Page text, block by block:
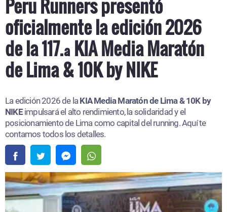
Peru Runners presentó
oficialmente la edición 2026
de la 117.ª KIA Media Maratón
de Lima & 10K by NIKE
La edición 2026 de la KIA Media Maratón de Lima & 10K by
NIKEimpulsará el alto rendimiento, la solidaridad y el
posicionamiento de Lima como capital del running. Aquí te
contamos todos los detalles.